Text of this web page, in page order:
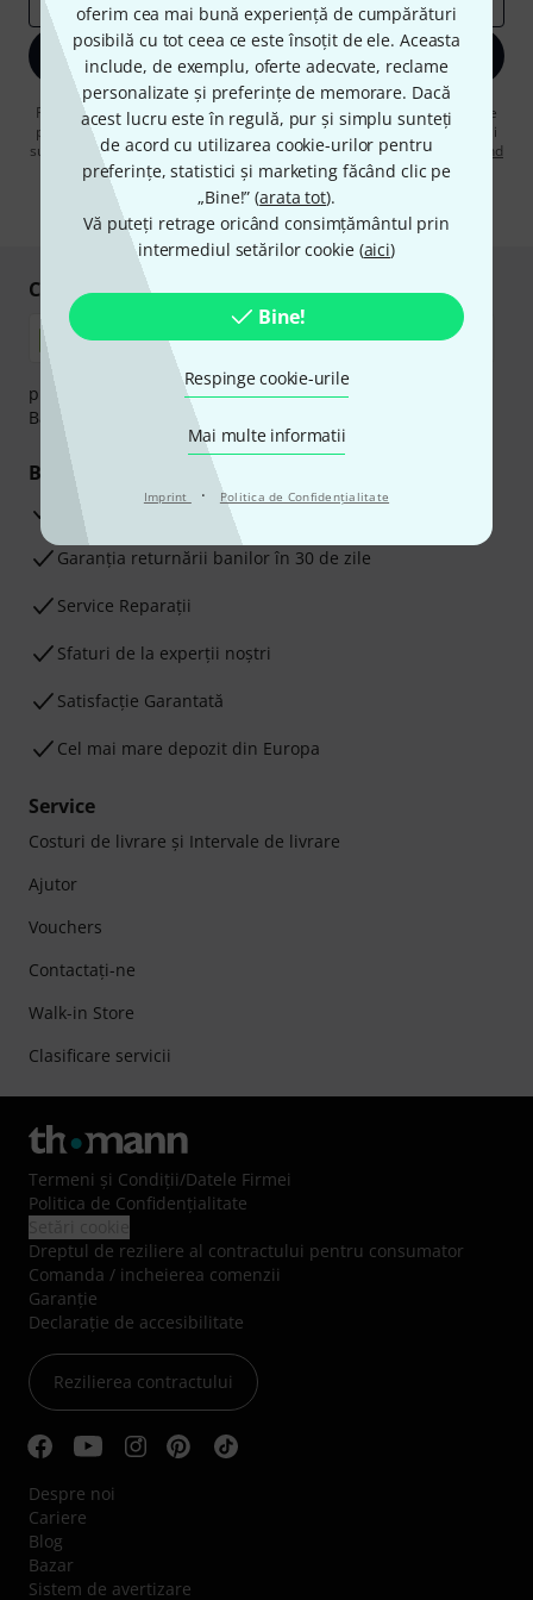
oferim cea mai bună experiență de cumpărături
posibilă cu tot ceea ce este însoțit de ele. Aceasta
include, de exemplu, oferte adecvate, reclame
personalizate și preferințe de memorare. Dacă
acest lucru este în regulă, pur și simplu sunteți
de acord cu utilizarea cookie-urilor pentru
preferințe, statistici și marketing făcând clic pe
„Bine!” (arata tot).
Vă puteți retrage oricând consimțământul prin
intermediul setărilor cookie (aici)
Bine!
Respinge cookie-urile
Mai multe informatii
Imprint · Politica de Confidenţialitate
Înscrie-te acum
Făcând clic pe „Înscrie-te acum”, sunteți de acord să primiți publicitate
prin e-mail. Vă puteți dezabona în orice moment. Puteți găsi informații
suplimentare despre buletinul informativ înregulamentul nostru privind
protecția datelor.
* Necesar
Cumpărați și plătiți în siguranță
plata se poate efectua în siguranță cu Ramburs, Transfer
Bancar sau Card de credit.
Beneficiile tale
3 Ani Garanție Thomann
Garanţia returnării banilor în 30 de zile
Service Reparații
Sfaturi de la experții noștri
Satisfacție Garantată
Cel mai mare depozit din Europa
Service
Costuri de livrare şi Intervale de livrare
Ajutor
Vouchers
Contactaţi-ne
Walk-in Store
Clasificare servicii
Termeni şi Condiţii/Datele Firmei
Politica de Confidenţialitate
Dreptul de reziliere al contractului pentru consumator
Comanda / incheierea comenzii
Garanție
Declarație de accesibilitate
Rezilierea contractului
Despre noi
Cariere
Blog
Bazar
Sistem de avertizare